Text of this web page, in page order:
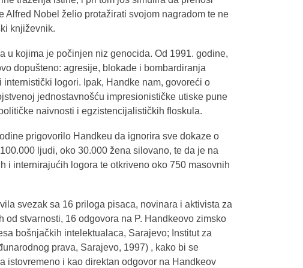
Nobel želio protažirati svojom nagradom te ne
književnik.
u kojima je počinjen niz genocida. Od 1991. godine,
dopušteno: agresije, blokade i bombardiranja
logori. Ipak, Handke nam, govoreći o
jednostavnošću impresionističke utiske pune
naivnosti i egzistencijalističkih ﬂoskula.
prigovorilo Handkeu da ignorira sve dokaze o
ljudi, oko 30.000 žena silovano, te da je na
i internirajućih logora te otkriveno oko 750 masovnih
svezak sa 16 priloga pisaca, novinara i aktivista za
od stvarnosti, 16 odgovora na P. Handkeovo zimsko
bošnjačkih intelektualaca, Sarajevo; Institut za
prava, Sarajevo, 1997) , kako bi se
istovremeno i kao direktan odgovor na Handkeov